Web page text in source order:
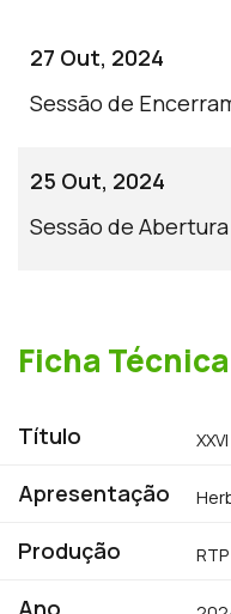
27 Out, 2024
Sessão de
25 Out, 2024
Sessão de Abertura
Ficha Técnica
Título
Apresentação
Produção
Ano